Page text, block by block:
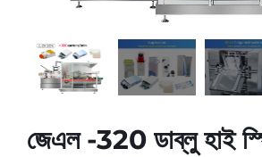
জেএল -320 ডাব্লু হাই